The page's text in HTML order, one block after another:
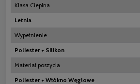
Klasa Cieplna
Letnia
Wypełnienie
Poliester + Silikon
Materiał poszycia
Poliester + Włókno Węglowe